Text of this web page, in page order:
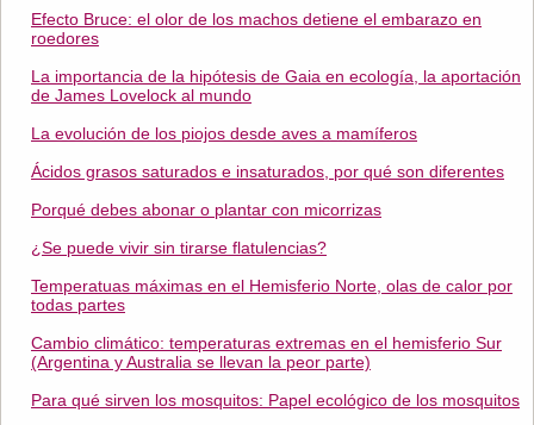
Efecto Bruce: el olor de los machos detiene el embarazo en
roedores
La importancia de la hipótesis de Gaia en ecología, la aportación
de James Lovelock al mundo
La evolución de los piojos desde aves a mamíferos
Ácidos grasos saturados e insaturados, por qué son diferentes
Porqué debes abonar o plantar con micorrizas
¿Se puede vivir sin tirarse flatulencias?
Temperatuas máximas en el Hemisferio Norte, olas de calor por
todas partes
Cambio climático: temperaturas extremas en el hemisferio Sur
(Argentina y Australia se llevan la peor parte)
Para qué sirven los mosquitos: Papel ecológico de los mosquitos